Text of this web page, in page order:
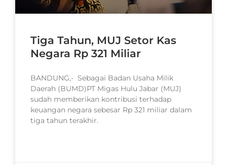
Tiga Tahun, MUJ Setor Kas
Negara Rp 321 Miliar
BANDUNG,- Sebagai Badan Usaha Milik
Daerah (BUMD)PT Migas Hulu Jabar (MUJ)
sudah memberikan kontribusi terhadap
keuangan negara sebesar Rp 321 miliar dalam
tiga tahun terakhir.